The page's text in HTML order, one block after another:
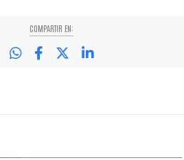
COMPARTIR EN: